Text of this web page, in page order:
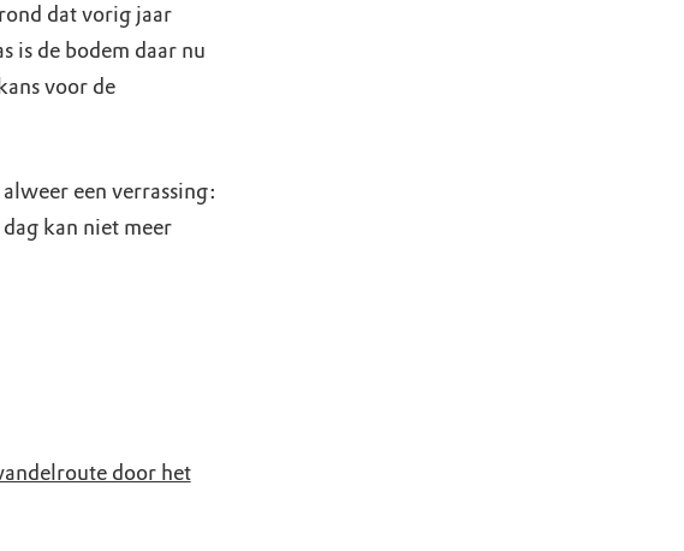
dat vorig jaar
is de bodem daar nu
voor de
een verrassing:
kan niet meer
door het